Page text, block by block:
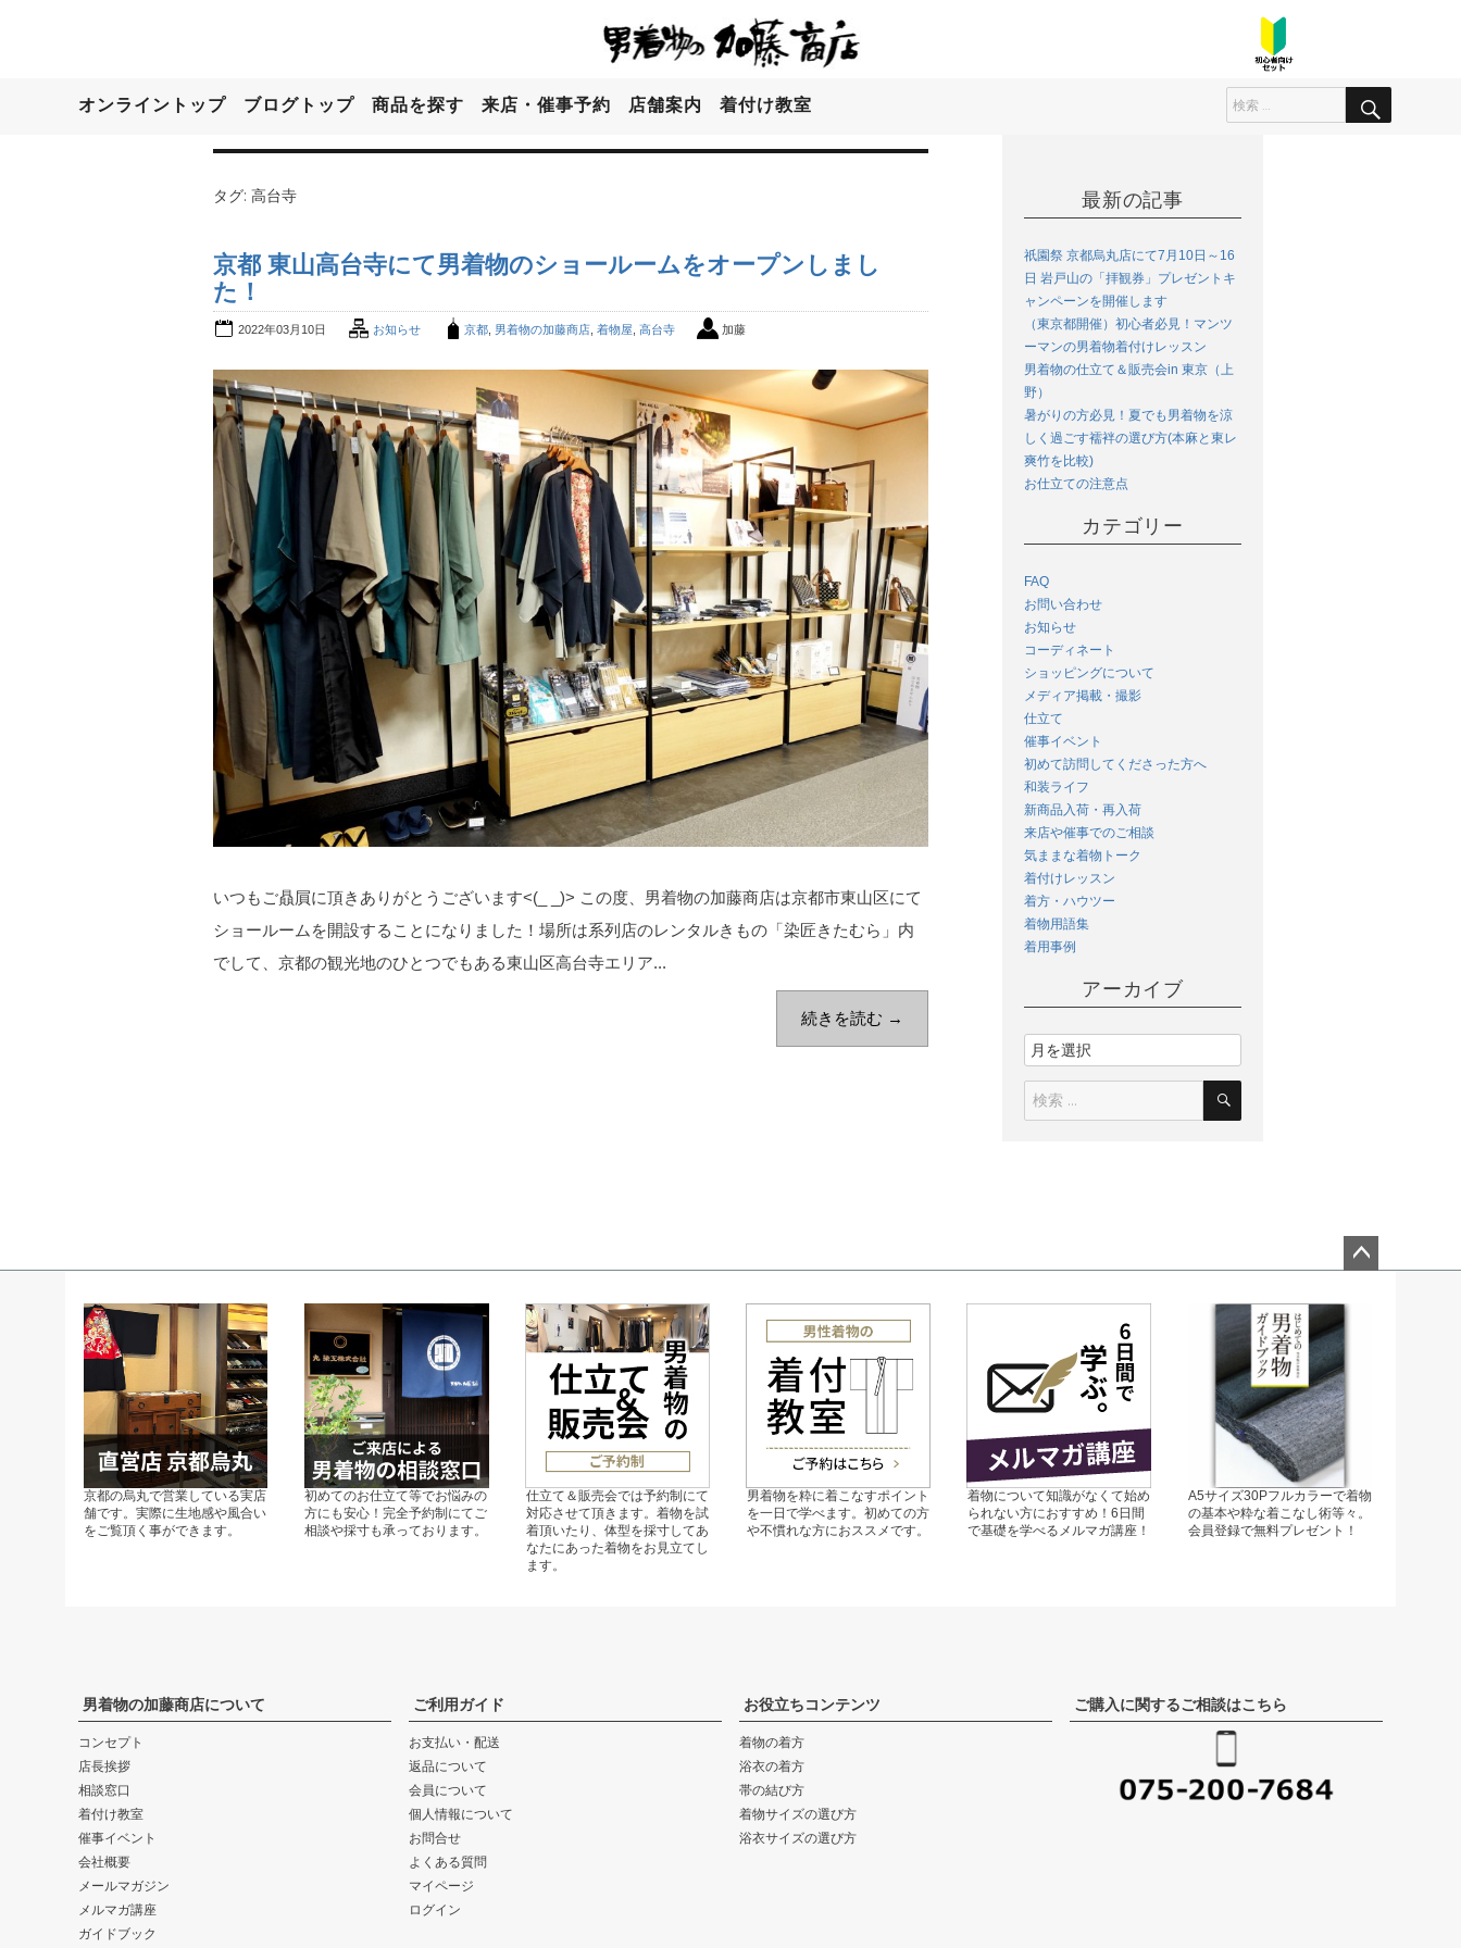
オンライントップ ブログトップ 商品を探す 来店・催事予約 店舗案内 着付け教室
タグ: 高台寺
京都 東山高台寺にて男着物のショールームをオープンしまし
た！
2022年03月10日 お知らせ 京都, 男着物の加藤商店, 着物屋 高台寺 加藤
いつもご贔屓に頂きありがとうございます<(_ _)> この度、男着物の加藤商店は京都市東山区にて
ショールームを開設することになりました！場所は系列店のレンタルきもの「染匠きたむら」内
でして、京都の観光地のひとつでもある東山区高台寺エリア...
続きを読む →
最新の記事
祇園祭 京都烏丸店にて7月10日～16
日 岩戸山の「拝観券」プレゼントキ
ャンペーンを開催します
（東京都開催）初心者必見！マンツ
ーマンの男着物着付けレッスン
男着物の仕立て＆販売会in 東京（上
野）
暑がりの方必見！夏でも男着物を涼
しく過ごす襦袢の選び方(本麻と東レ
爽竹を比較)
お仕立ての注意点
カテゴリー
FAQ
お問い合わせ
お知らせ
コーディネート
ショッピングについて
メディア掲載・撮影
仕立て
催事イベント
初めて訪問してくださった方へ
和装ライフ
新商品入荷・再入荷
来店や催事でのご相談
気ままな着物トーク
着付けレッスン
着方・ハウツー
着物用語集
着用事例
アーカイブ
ジト
京都の烏丸で営業している実店
舗です。実際に生地感や風合い
をご覧頂く事ができます。
初めてのお仕立て等でお悩みの
方にも安心！完全予約制にてご
相談や採寸も承っております。
仕立て＆販売会では予約制にて
対応させて頂きます。着物を試
着頂いたり、体型を採寸してあ
なたにあった着物をお見立てし
ます。
男着物を粋に着こなすポイント
を一日で学べます。初めての方
や不慣れな方におススメです。
着物について知識がなくて始め
られない方におすすめ！6日間
で基礎を学べるメルマガ講座！
A5サイズ30Pフルカラーで着物
の基本や粋な着こなし術等々。
会員登録で無料プレゼント！
男着物の加藤商店について
コンセプト
店長挨拶
相談窓口
着付け教室
催事イベント
会社概要
メールマガジン
メルマガ講座
ガイドブック
ご利用ガイド
お支払い・配送
返品について
会員について
個人情報について
お問合せ
よくある質問
マイページ
ログイン
お役立ちコンテンツ
着物の着方
浴衣の着方
帯の結び方
着物サイズの選び方
浴衣サイズの選び方
ご購入に関するご相談はこちら